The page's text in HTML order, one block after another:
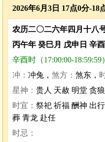
2026年6月3日 17点0分-18
农历二〇二六年四月十八
丙午年 癸巳月 戊申日 辛
辛酉时（17:00:00-
冲： 冲兔， 煞方： 煞东，
星神： 贵人 天赦 明堂 贪狼
时宜： 祭祀 祈福 酬神 出
葬 青龙 赴任
时忌：